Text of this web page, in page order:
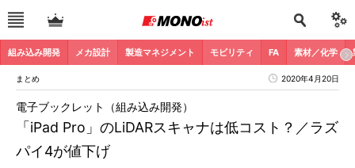
組み込み開発 メカ設計 製造マネジメント モビリティ FA 素材／化学
まとめ 2020年4月20日
「iPad Pro」のLiDARスキャナは低コスト？／ラズ
パイ4が値下げ
電子ブックレット（組み込み開発）